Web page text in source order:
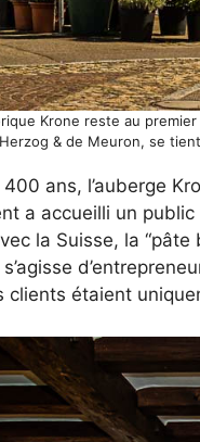
Krone reste au
& de Meuron, se
ans, l’auberge
a accueilli un
la Suisse, la
s’agisse
clients étaient